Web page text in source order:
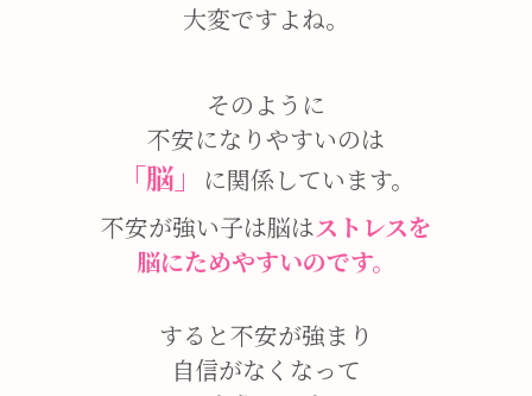
大変ですよね。
そのように
不安になりやすいのは
「脳」
に関係しています。
不安が強い子は脳はストレスを
脳にためやすいのです。
すると不安が強まり
自信がなくなって